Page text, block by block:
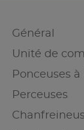
Général
Unité de
Ponceuses
Perceuses